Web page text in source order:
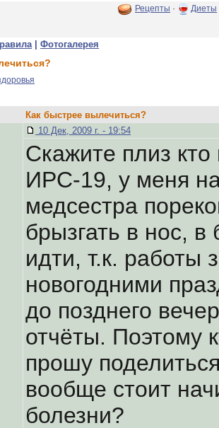
Рецепты · Диеты
| Фотогалерея
Как быстрее вылечиться?
10 Дек, 2009 г. - 19:54
Скажите плиз кто
ИРС-19, у меня
медсестра
брызгать в нос, в
идти, т.к. работы
новогодними
до позднего
отчёты. Поэтому
прошу
вообще стоит
болезни?